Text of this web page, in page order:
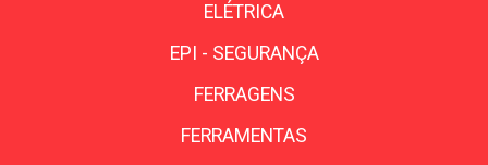
ELÉTRICA
EPI - SEGURANÇA
FERRAGENS
FERRAMENTAS